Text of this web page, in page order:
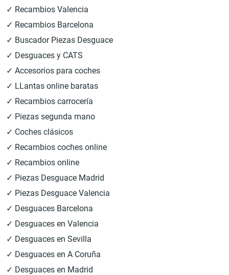
✓ Recambios Valencia
✓ Recambios Barcelona
✓ Buscador Piezas Desguace
✓ Desguaces y CATS
✓ Accesorios para coches
✓ LLantas online baratas
✓ Recambios carrocería
✓ Piezas segunda mano
✓ Coches clásicos
✓ Recambios coches online
✓ Recambios online
✓ Piezas Desguace Madrid
✓ Piezas Desguace Valencia
✓ Desguaces Barcelona
✓ Desguaces en Valencia
✓ Desguaces en Sevilla
✓ Desguaces en A Coruña
✓ Desguaces en Madrid